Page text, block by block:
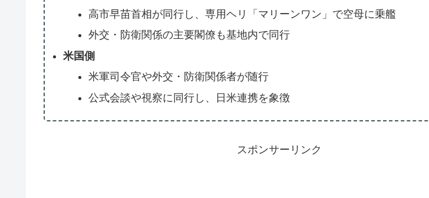
高市早苗首相が同行し、専用ヘリ「マリーンワン」で空母に乗艦
外交・防衛関係の主要閣僚も基地内で同行
米国側
米軍司令官や外交・防衛関係者が随行
公式会談や視察に同行し、日米連携を象徴
スポンサーリンク